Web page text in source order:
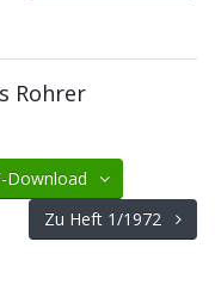
Rohrer
Download
Zu Heft 1/1972